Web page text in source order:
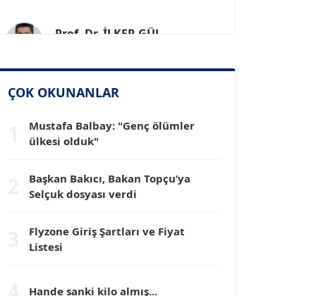
Köşe Yazarı
Köşe Yazarı
Dr. HAKAN TARTAN
Prof. Dr. YÜCEL OCAK
ÇOK OKUNANLAR
Mustafa Balbay: "Genç ölümler
ülkesi olduk"
Başkan Bakıcı, Bakan Topçu’ya
Selçuk dosyası verdi
Flyzone Giriş Şartları ve Fiyat
Listesi
Hande sanki kilo almış...